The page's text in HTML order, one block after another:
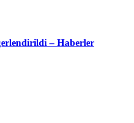
– Haberler